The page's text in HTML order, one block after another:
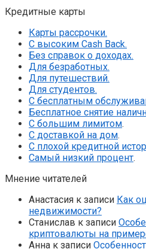
Кредитные карты
Карты рассрочки.
С высоким Cash Back.
Без справок о доходах.
Для безработных.
Для путешествий.
Для студентов.
С бесплатным
Бесплатное снятие
С большим лимитом.
С доставкой на дом.
С плохой кредитной
Самый низкий процент.
Мнение читателей
Анастасия к записи Как
недвижимости?
Станислав к записи
криптовалюты на
Анна к записи